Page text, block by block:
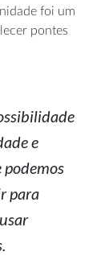
foi um
pontes
e
podemos
para